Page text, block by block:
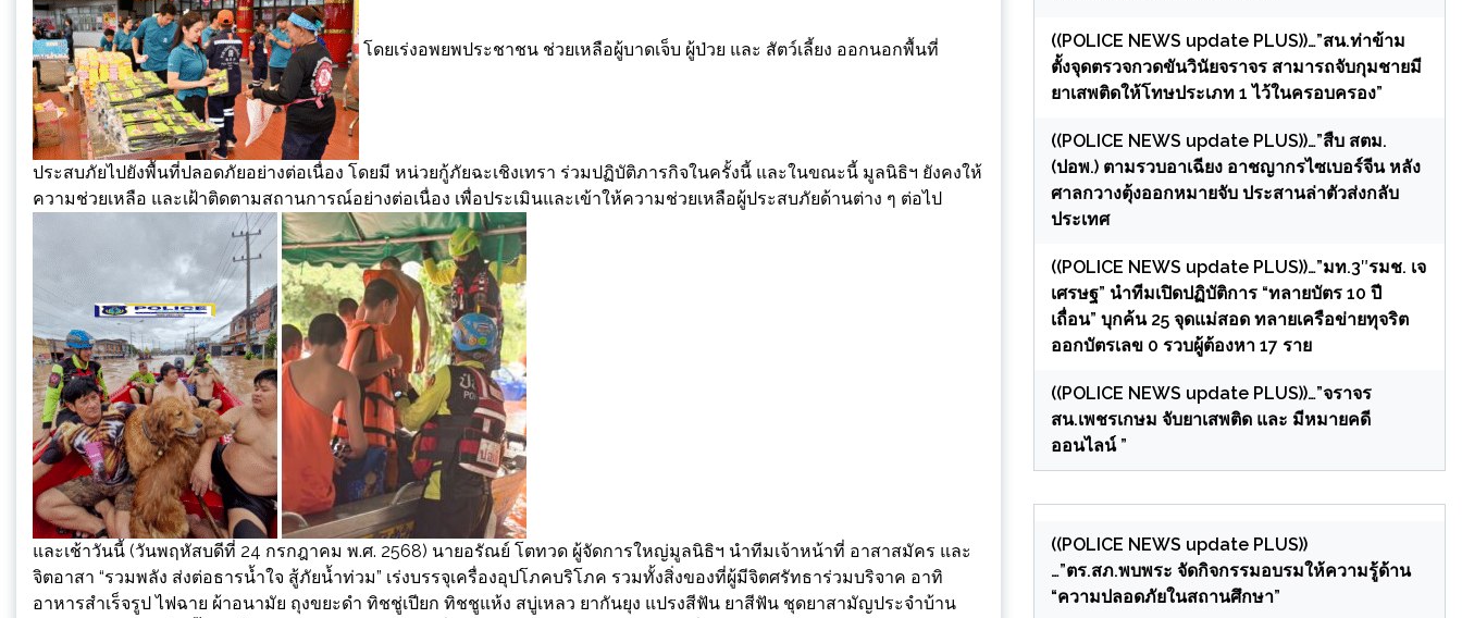
โดยเร่งอพยพประชาชน ช่วยเหลือผู้บาดเจ็บ ผู้ป่วย และ สัตว์เลี้ยง ออกนอกพื้นที่
ประสบภัยไปยังพื้นที่ปลอดภัยอย่างต่อเนื่อง โดยมี หน่วยกู้ภัยฉะเชิงเทรา ร่วมปฏิบัติภารกิจในครั้งนี้ และในขณะนี้ มูลนิธิฯ ยังคงให้
ความช่วยเหลือ และเฝ้าติดตามสถานการณ์อย่างต่อเนื่อง เพื่อประเมินและเข้าให้ความช่วยเหลือผู้ประสบภัยด้านต่าง ๆ ต่อไป
และเช้าวันนี้ (วันพฤหัสบดีที่ 24 กรกฎาคม พ.ศ. 2568) นายอรัณย์ โตทวด ผู้จัดการใหญ่มูลนิธิฯ นำทีมเจ้าหน้าที่ อาสาสมัคร และ
จิตอาสา “รวมพลัง ส่งต่อธารน้ำใจ สู้ภัยน้ำท่วม” เร่งบรรจุเครื่องอุปโภคบริโภค รวมทั้งสิ่งของที่ผู้มีจิตศรัทธาร่วมบริจาค อาทิ
อาหารสำเร็จรูป ไฟฉาย ผ้าอนามัย ถุงขยะดำ ทิชชู่เปียก ทิชชูแห้ง สบู่เหลว ยากันยุง แปรงสีฟัน ยาสีฟัน ชุดยาสามัญประจำบ้าน
((POLICE NEWS update PLUS))…”สน.ท่าข้าม
ตั้งจุดตรวจกวดขันวินัยจราจร สามารถจับกุมชายมี
ยาเสพติดให้โทษประเภท 1 ไว้ในครอบครอง”
((POLICE NEWS update PLUS))…”สืบ สตม.
(ปอพ.) ตามรวบอาเฉียง อาชญากรไซเบอร์จีน หลัง
ศาลกวางตุ้งออกหมายจับ ประสานล่าตัวส่งกลับ
ประเทศ
((POLICE NEWS update PLUS))…”มท.3″รมช. เจ
เศรษฐ” นำทีมเปิดปฏิบัติการ “ทลายบัตร 10 ปี
เถื่อน” บุกค้น 25 จุดแม่สอด ทลายเครือข่ายทุจริต
ออกบัตรเลข 0 รวบผู้ต้องหา 17 ราย
((POLICE NEWS update PLUS))…”จราจร
สน.เพชรเกษม จับยาเสพติด และ มีหมายคดี
ออนไลน์ ”
((POLICE NEWS update PLUS))
…”ตร.สภ.พบพระ จัดกิจกรรมอบรมให้ความรู้ด้าน
“ความปลอดภัยในสถานศึกษา”